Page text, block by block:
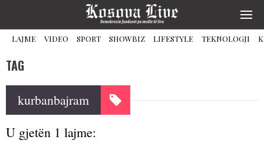
LAJME VIDEO SPORT SHOWBIZ LIFESTYLE TEKNOLOGJI
TAG
kurbanbajram
U gjetën 1 lajme: